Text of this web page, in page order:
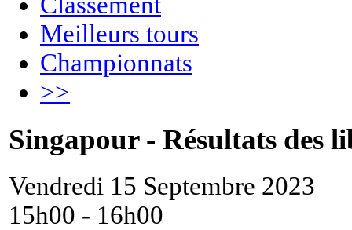
Meilleurs tours
Championnats
>>
Singapour - Résultats des
Vendredi 15 Septembre 2023
15h00 - 16h00